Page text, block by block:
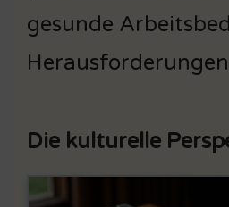
gesunde
Die kulturelle